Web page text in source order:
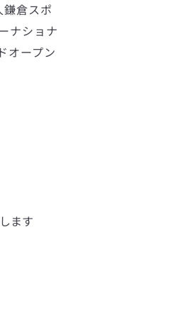
倉スポ
ナショナ
オープン
ます